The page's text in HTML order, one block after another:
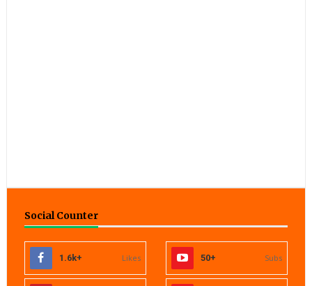
Social Counter
1.6k+ Likes 50+ Subs